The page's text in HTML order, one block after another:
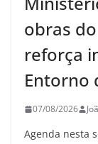
obras
reforça
Entorno
07/08/2026
Agenda nesta